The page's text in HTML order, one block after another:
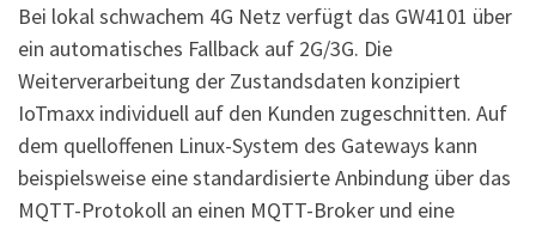
Bei lokal schwachem 4G Netz verfügt das GW4101 über
ein automatisches Fallback auf 2G/3G. Die
Weiterverarbeitung der Zustandsdaten konzipiert
IoTmaxx individuell auf den Kunden zugeschnitten. Auf
dem quelloffenen Linux-System des Gateways kann
beispielsweise eine standardisierte Anbindung über das
MQTT-Protokoll an einen MQTT-Broker und eine